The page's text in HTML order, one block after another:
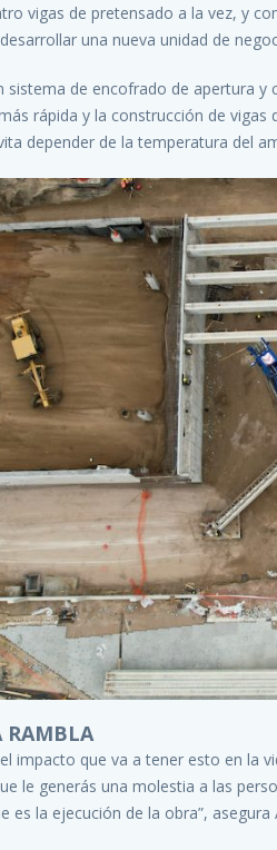
vigas de pretensado a la vez, y
una nueva unidad de
de encofrado de apertura y
rápida y la construcción de
depender de la temperatura del
RAMBLA
impacto que va a tener esto en la
le generás una molestia a las
es la ejecución de la obra”, asegura